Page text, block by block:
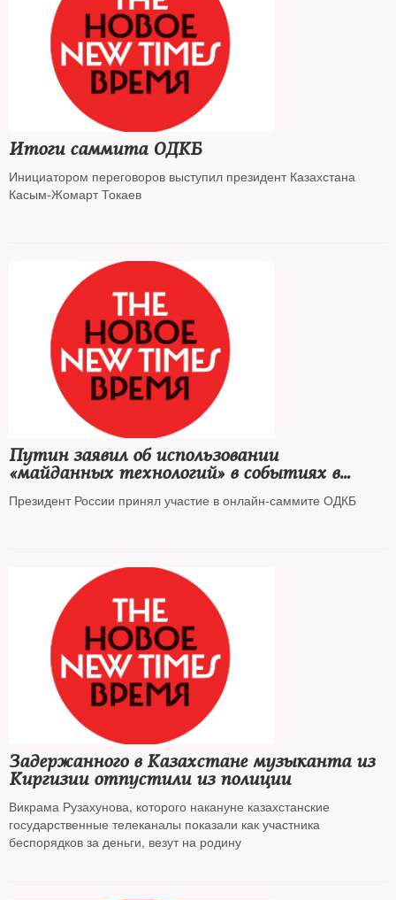
Итоги саммита ОДКБ
Инициатором переговоров выступил президент Казахстана
Касым-Жомарт Токаев
Путин заявил об использовании
«майданных технологий» в событиях в
Казахстане
Президент России принял участие в онлайн-саммите ОДКБ
Задержанного в Казахстане музыканта из
Киргизии отпустили из полиции
Викрама Рузахунова, которого накануне казахстанские
государственные телеканалы показали как участника
беспорядков за деньги, везут на родину